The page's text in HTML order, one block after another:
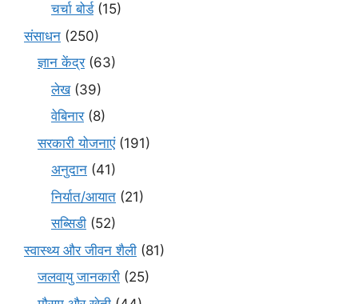
चर्चा बोर्ड(15)
संसाधन (250)
ज्ञान केंद्र(63)
लेख(39)
वेबिनार(8)
सरकारी योजनाएं(191)
अनुदान (41)
निर्यात/आयात (21)
सब्सिडी (52)
स्वास्थ्य और जीवन शैली (81)
जलवायु जानकारी (25)